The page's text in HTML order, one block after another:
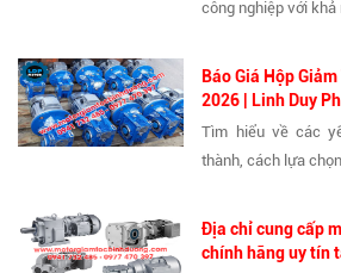
công nghiệp với khả
Báo Giá Hộp
2026 | Linh Duy
Tìm hiểu về các
thành, cách lựa chọn
Địa chỉ cung cấp
chính hãng uy tín